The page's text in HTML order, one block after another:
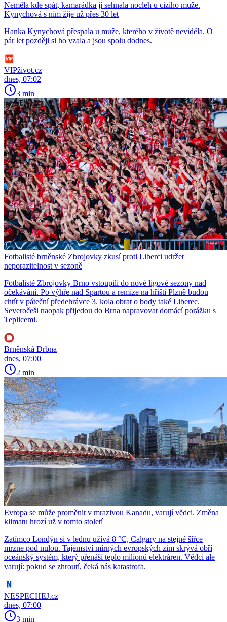
Neměla kde spát, kamarádka jí sehnala nocleh u cizího muže.
Kynychová s ním žije už přes 30 let
Hanka Kynychová přespala u muže, kterého v životě neviděla. O
pár let později si ho vzala a jsou spolu dodnes.
VIPživot.cz
dnes, 07:02
3 min
Fotbalisté brněnské Zbrojovky zkusí proti Liberci udržet
neporazitelnost v sezoně
Fotbalisté Zbrojovky Brno vstoupili do nové ligové sezony nad
očekávání. Po výhře nad Spartou a remíze na hřišti Plzně budou
chtít v páteční předehrávce 3. kola obrat o body také Liberec.
Severočeši naopak přijedou do Brna napravovat domácí porážku s
Teplicemi.
Brněnská Drbna
dnes, 07:00
2 min
Evropa se může proměnit v mrazivou Kanadu, varují vědci. Změna
klimatu hrozí už v tomto století
Zatímco Londýn si v lednu užívá 8 °C, Calgary na stejné šířce
mrzne pod nulou. Tajemství mírných evropských zim skrývá obří
oceánský systém, který přenáší teplo milionů elektráren. Vědci ale
varují: pokud se zhroutí, čeká nás katastrofa.
NESPECHEJ.cz
dnes, 07:00
3 min